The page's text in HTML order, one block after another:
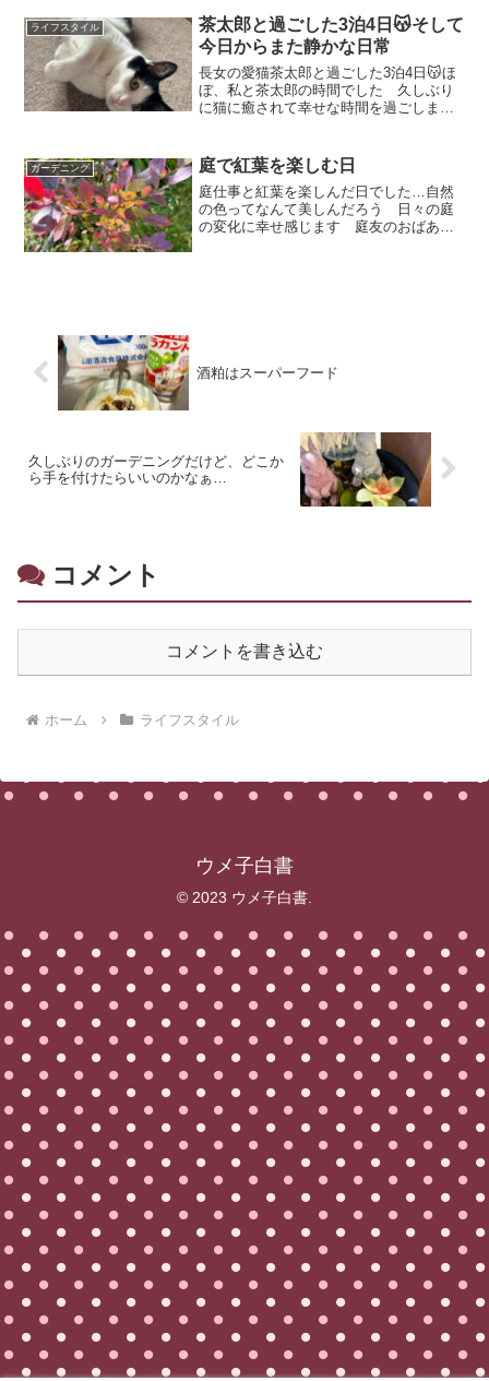
きましたよ
ライフスタイル
茶太郎と過ごした3泊4日😽そして
今日からまた静かな日常
長女の愛猫茶太郎と過ごした3泊4日😽ほ
ぼ、私と茶太郎の時間でした 久しぶり
に猫に癒されて幸せな時間を過ごしまし
ガーデニング 庭で紅葉を楽しむ日
庭仕事と紅葉を楽しんだ日でした…自然
の色ってなんて美しんだろう 日々の庭
の変化に幸せ感じます 庭友のおばあち
酒粕はスーパーフード
久しぶりのガーデニングだけど、どこか
ら手を付けたらいいのかなぁ…
コメント
コメントを書き込む
ホーム ライフスタイル
ウメ子白書
© 2023 ウメ子白書.